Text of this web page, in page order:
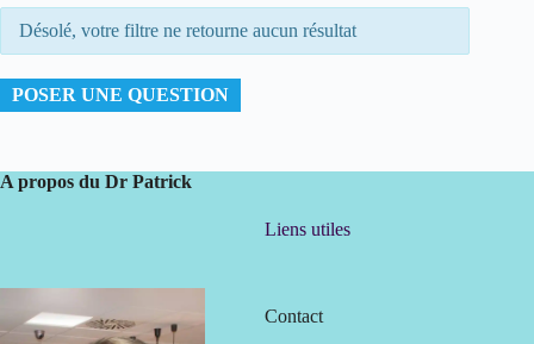
Désolé, votre filtre ne retourne aucun résultat
POSER UNE QUESTION
A propos du Dr Patrick
Liens utiles
Contact